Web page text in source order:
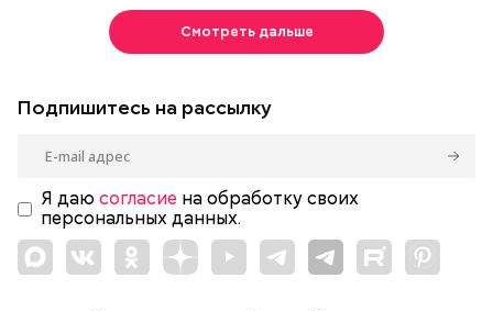
Смотреть дальше
Подпишитесь на рассылку
Я даю согласие на обработку своих
персональных данных.